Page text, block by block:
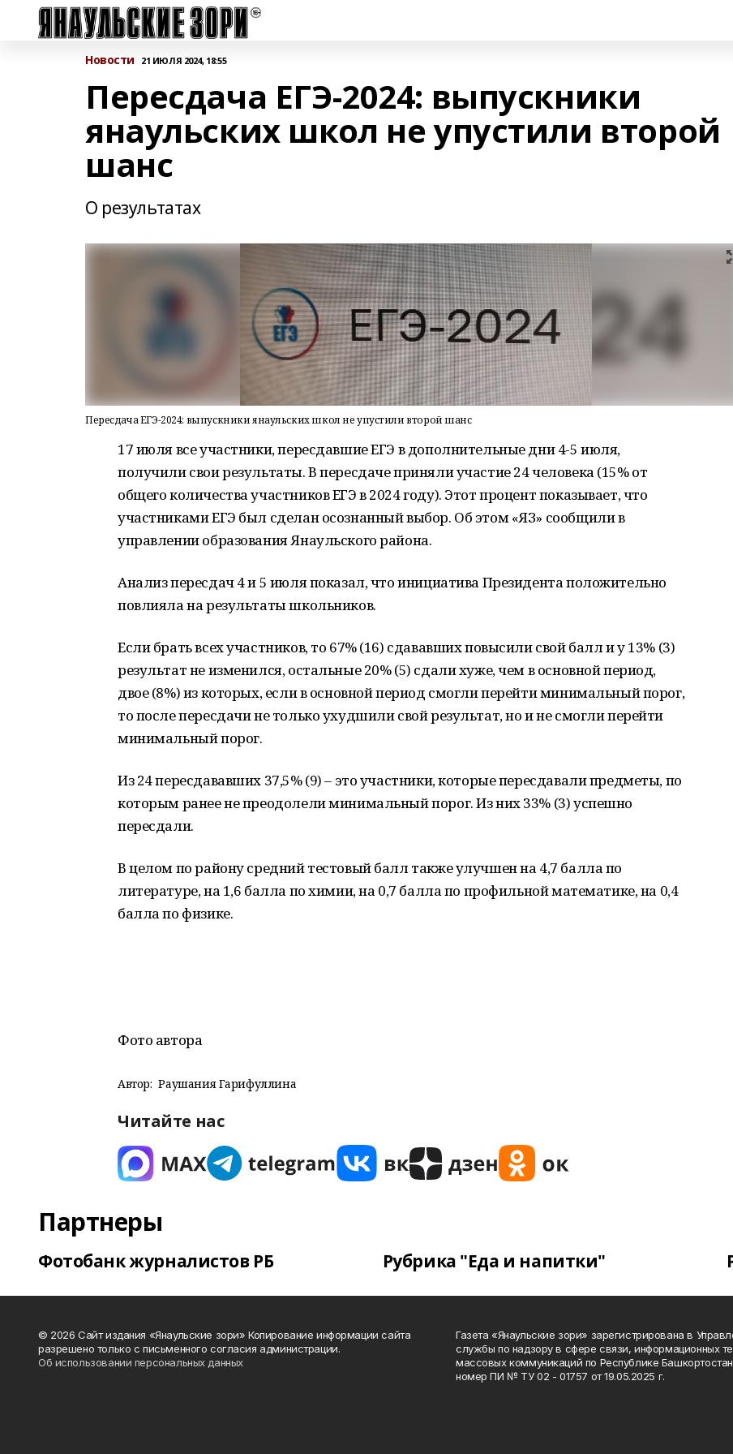
Новости 21 ИЮЛЯ 2024, 18:55
Пересдача ЕГЭ-2024: выпускники
янаульских школ не упустили второй
шанс
О результатах
Пересдача ЕГЭ-2024: выпускники янаульских школ не упустили второй шанс
17 июля все участники, пересдавшие ЕГЭ в дополнительные дни 4-5 июля,
получили свои результаты. В пересдаче приняли участие 24 человека (15% от
общего количества участников ЕГЭ в 2024 году). Этот процент показывает, что
участниками ЕГЭ был сделан осознанный выбор. Об этом «ЯЗ» сообщили в
управлении образования Янаульского района.
Анализ пересдач 4 и 5 июля показал, что инициатива Президента положительно
повлияла на результаты школьников.
Если брать всех участников, то 67% (16) сдававших повысили свой балл и у 13% (3)
результат не изменился, остальные 20% (5) сдали хуже, чем в основной период,
двое (8%) из которых, если в основной период смогли перейти минимальный порог,
то после пересдачи не только ухудшили свой результат, но и не смогли перейти
минимальный порог.
Из 24 пересдававших 37,5% (9) – это участники, которые пересдавали предметы, по
которым ранее не преодолели минимальный порог. Из них 33% (3) успешно
пересдали.
В целом по району средний тестовый балл также улучшен на 4,7 балла по
литературе, на 1,6 балла по химии, на 0,7 балла по профильной математике, на 0,4
балла по физике.
Фото автора
Автор: Раушания Гарифуллина
Читайте нас
Партнеры
Фотобанк журналистов РБ Рубрика "Еда и напитки"
© 2026 Сайт издания «Янаульские зори» Копирование информации сайта
разрешено только с письменного согласия администрации.
Об использовании персональных данных
Газета «Янаульские зори» зарегистрирована в
службы по надзору в сфере связи, информационных
массовых коммуникаций по Республике
номер ПИ № ТУ 02 - 01757 от 19.05.2025 г.